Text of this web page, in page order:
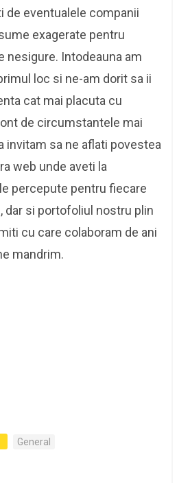
de eventualele companii
exagerate pentru
nesigure. Intodeauna am
loc si ne-am dorit sa ii
cat mai placuta cu
de circumstantele mai
invitam sa ne aflati povestea
web unde aveti la
percepute pentru fiecare
dar si portofoliul nostru plin
cu care colaboram de ani
mandrim.
General